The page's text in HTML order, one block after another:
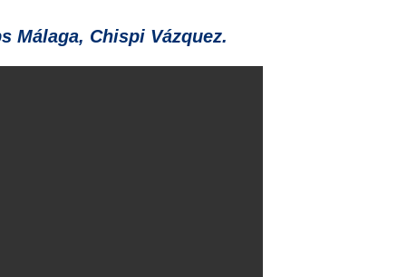
Málaga, Chispi Vázquez.